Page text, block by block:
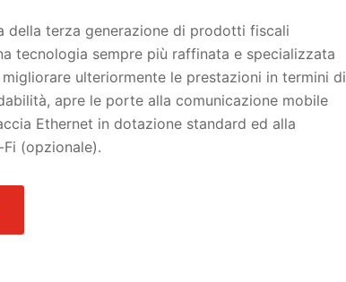
della terza generazione di prodotti fiscali
tecnologia sempre più raffinata e specializzata
migliorare ulteriormente le prestazioni in termini di
apre le porte alla comunicazione mobile
Ethernet in dotazione standard ed alla
(opzionale).